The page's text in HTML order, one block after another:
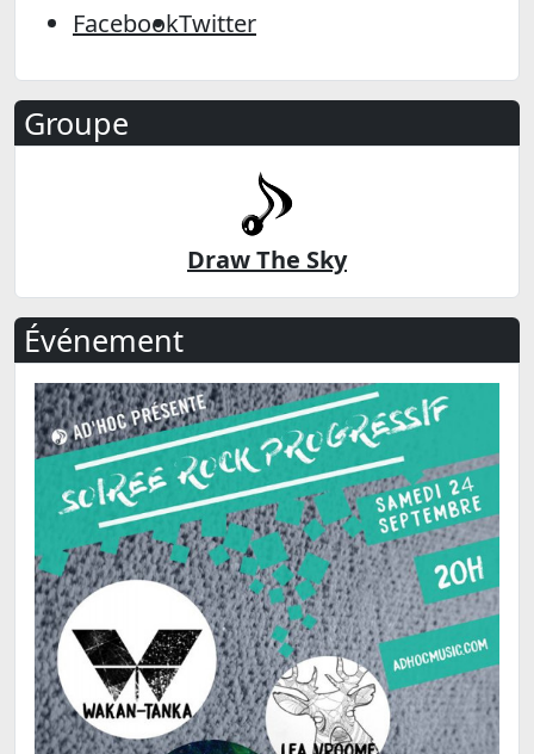
FacebookTwitter
Groupe
Draw The Sky
Événement